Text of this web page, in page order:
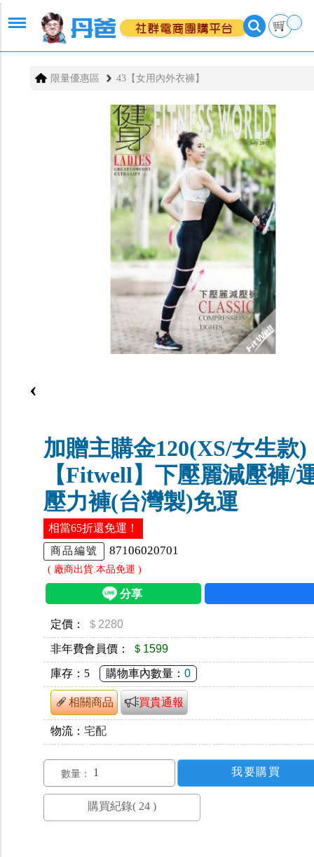
限量優惠區 43【女用內外衣褲】
‹
加贈主購金120(XS/女生款)
【Fitwell】下壓麗減壓褲/
壓力褲(台灣製)免運
相當65折還免運！
商品編號 87106020701
( 廠商出貨.本品免運 )
定價： ＄2280
非年費會員價： ＄1599
庫存： 5 購物車內數量：0
相關商品 買貴通報
物流：宅配
數量：